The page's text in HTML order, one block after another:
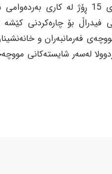
ڕاگەیەندراوێکدا ئەوەی خستە ڕوو،
فیدراڵ بۆ چارەکردنی کێشە
فەرمانبەران و